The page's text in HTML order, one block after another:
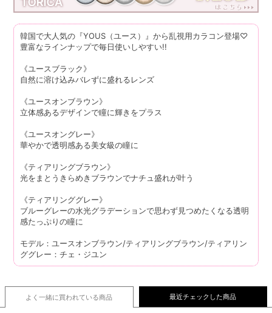
韓国で大人気の『YOUS（ユース）』から乱視用カラコン登場♡
豊富なラインナップで毎日使いしやすい!!
《ユースブラック》
自然に溶け込みバレずに盛れるレンズ
《ユースオンブラウン》
立体感あるデザインで瞳に輝きをプラス
《ユースオングレー》
華やかで透明感ある美女級の瞳に
《ティアリングブラウン》
光をまとうきらめきブラウンでナチュ盛れが叶う
《ティアリンググレー》
ブルーグレーの水光グラデーションで思わず見つめたくなる透明
感たっぷりの瞳に
モデル：ユースオンブラウン/ティアリングブラウン/ティアリン
ググレー：チェ・ジユン
よく一緒に買われている商品 最近チェックした商品